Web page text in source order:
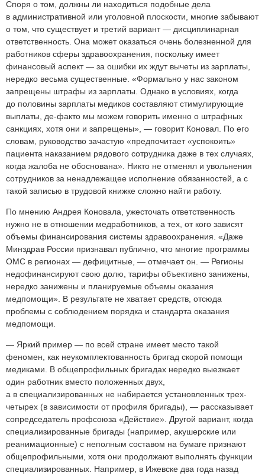
Споря о том, должны ли находиться подобные дела
в административной или уголовной плоскости, многие забывают
о том, что существует и третий вариант — дисциплинарная
ответственность. Она может оказаться очень болезненной для
работников сферы здравоохранения, поскольку имеет
финансовый аспект — за ошибки их ждут вычеты из зарплаты,
нередко весьма существенные. «Формально у нас законом
запрещены штрафы из зарплаты. Однако в условиях, когда
до половины зарплаты медиков составляют стимулирующие
выплаты, де-факто мы можем говорить именно о штрафных
санкциях, хотя они и запрещены», — говорит Коновал. По его
словам, руководство зачастую «предпочитает «успокоить»
пациента наказанием рядового сотрудника даже в тех случаях,
когда жалоба не обоснована». Никто не отменял и увольнения
сотрудников за ненадлежащее исполнение обязанностей, а с
такой записью в трудовой книжке сложно найти работу.
По мнению Андрея Коновала, ужесточать ответственность
нужно не в отношении медработников, а тех, от кого зависят
объемы финансирования системы здравоохранения. «Даже
Минздрав России признавал публично, что многие программы
ОМС в регионах — дефицитные, — отмечает он. — Регионы
недофинансируют свою долю, тарифы объективно занижены,
нередко занижены и планируемые объемы оказания
медпомощи». В результате не хватает средств, отсюда
проблемы с соблюдением порядка и стандарта оказания
медпомощи.
— Яркий пример — по всей стране имеет место такой
феномен, как неукомплектованность бригад скорой помощи
медиками. В общепрофильных бригадах нередко выезжает
один работник вместо положенных двух,
а в специализированных не набирается установленных трех-
четырех (в зависимости от профиля бригады), — рассказывает
сопредседатель профсоюза «Действие». Другой вариант, когда
специализированные бригады (например, акушерские или
реанимационные) с неполным составом на бумаге признают
общепрофильными, хотя они продолжают выполнять функции
специализированных. Например, в Ижевске два года назад